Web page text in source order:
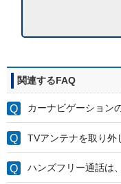
関連するFAQ
カーナビゲーション
TVアンテナを取り外
ハンズフリー通話は